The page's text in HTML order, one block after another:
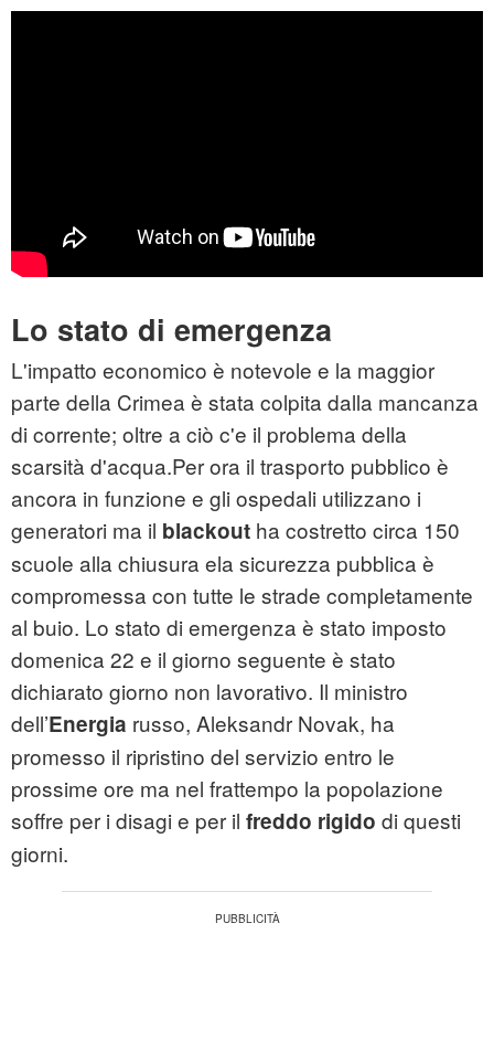
Lo stato di emergenza
L'impatto economico è notevole e la maggior
parte della Crimea è stata colpita dalla mancanza
di corrente; oltre a ciò c'e il problema della
scarsità d'acqua.Per ora il trasporto pubblico è
ancora in funzione e gli ospedali utilizzano i
generatori ma il blackout ha costretto circa 150
scuole alla chiusura ela sicurezza pubblica è
compromessa con tutte le strade completamente
al buio. Lo stato di emergenza è stato imposto
domenica 22 e il giorno seguente è stato
dichiarato giorno non lavorativo. Il ministro
dell’Energia russo, Aleksandr Novak, ha
promesso il ripristino del servizio entro le
prossime ore ma nel frattempo la popolazione
soffre per i disagi e per il freddo rigido di questi
giorni.